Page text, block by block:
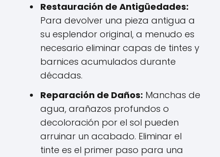
Restauración de Antigüedades:
Para devolver una pieza antigua a
su esplendor original, a menudo es
necesario eliminar capas de tintes y
barnices acumulados durante
décadas.
Reparación de Daños: Manchas de
agua, arañazos profundos o
decoloración por el sol pueden
arruinar un acabado. Eliminar el
tinte es el primer paso para una